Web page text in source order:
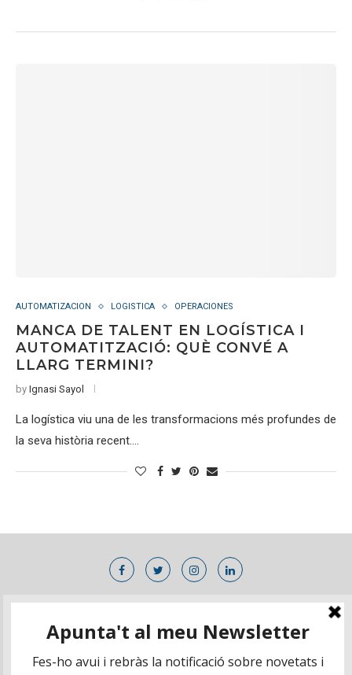
AUTOMATIZACION LOGISTICA OPERACIONES
MANCA DE TALENT EN LOGÍSTICA I
AUTOMATITZACIÓ: QUÈ CONVÉ A
LLARG TERMINI?
by Ignasi Sayol
La logística viu una de les transformacions més profundes de
la seva història recent.…